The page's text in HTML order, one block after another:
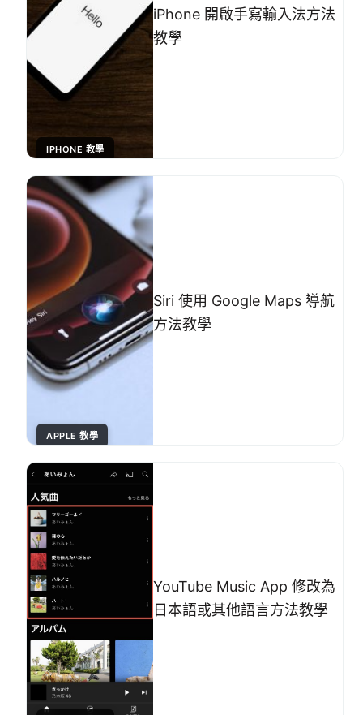
IPHONE 教學
iPhone 開啟手寫輸入法方法
教學
APPLE 教學
Siri 使用 Google Maps 導航
方法教學
YouTube Music App 修改為
日本語或其他語言方法教學